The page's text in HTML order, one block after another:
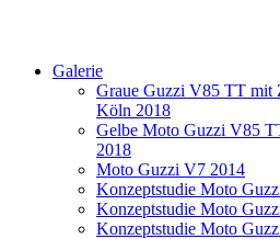
Galerie
Graue Guzzi V85 TT mit
Köln 2018
Gelbe Moto Guzzi V85
2018
Moto Guzzi V7 2014
Konzeptstudie Moto
Konzeptstudie Moto
Konzeptstudie Moto